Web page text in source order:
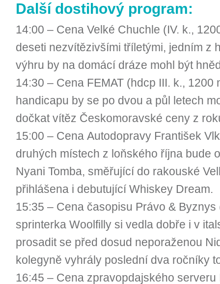
Další dostihový program:
14:00 – Cena Velké Chuchle (IV. k.,
deseti nezvítězivšími tříletými, jedním z
výhru by na domácí dráze mohl být
14:30 – Cena FEMAT (hdcp III. k., 1200
handicapu by se po dvou a půl letech
dočkat vítěz Českomoravské ceny z
15:00 – Cena Autodopravy František
druhých místech z loňského října bude
Nyani Tomba, směřující do rakouské
přihlášena i debutující Whiskey Dream.
15:35 – Cena časopisu Právo &
sprinterka Woolfilly si vedla dobře i v
prosadit se před dosud neporaženou
kolegyně vyhrály poslední dva ročníky
16:45 – Cena zpravopdajského